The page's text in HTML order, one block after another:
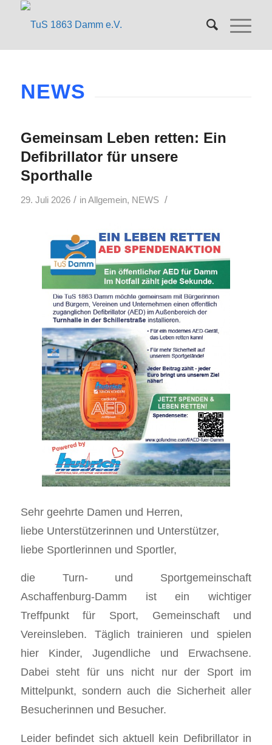
NEWS
Gemeinsam Leben retten: Ein
Defibrillator für unsere
Sporthalle
29. Juli 2026 / inAllgemein, NEWS /
Sehr geehrte Damen und Herren,
liebe Unterstützerinnen und Unterstützer,
liebe Sportlerinnen und Sportler,
die Turn- und Sportgemeinschaft
Aschaffenburg-Damm ist ein wichtiger
Treffpunkt für Sport, Gemeinschaft und
Vereinsleben. Täglich trainieren und spielen
hier Kinder, Jugendliche und Erwachsene.
Dabei steht für uns nicht nur der Sport im
Mittelpunkt, sondern auch die Sicherheit aller
Besucherinnen und Besucher.
Leider befindet sich aktuell kein Defibrillator in